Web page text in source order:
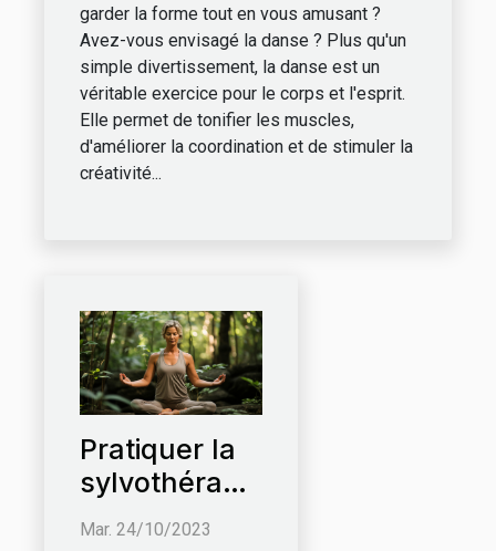
garder la forme tout en vous amusant ?
Avez-vous envisagé la danse ? Plus qu'un
simple divertissement, la danse est un
véritable exercice pour le corps et l'esprit.
Elle permet de tonifier les muscles,
d'améliorer la coordination et de stimuler la
créativité...
Pratiquer la
sylvothérapie
pour garder
Mar. 24/10/2023